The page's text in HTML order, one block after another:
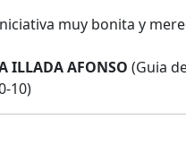
muy bonita y
ILLADA AFONSO (Guia
10)